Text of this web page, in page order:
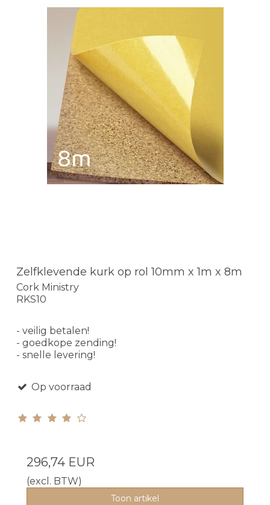
Zelfklevende kurk op rol 10mm x 1m x 8m
Cork Ministry
RKS10
- veilig betalen!
- goedkope zending!
- snelle levering!
Op voorraad
296,74 EUR
(excl. BTW)
Toon artikel